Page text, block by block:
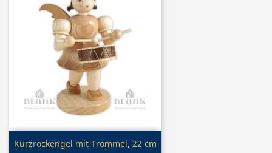
Vorschau
Kurzrockengel mit Trommel, 22 cm